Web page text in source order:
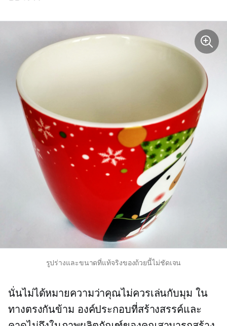
รูปร่างและขนาดที่แท้จริงของถ้วยนี้ไม่ชัดเจน
นั่นไม่ได้หมายความว่าคุณไม่ควรเล่นกับมุม ใน
ทางตรงกันข้าม องค์ประกอบที่สร้างสรรค์และ